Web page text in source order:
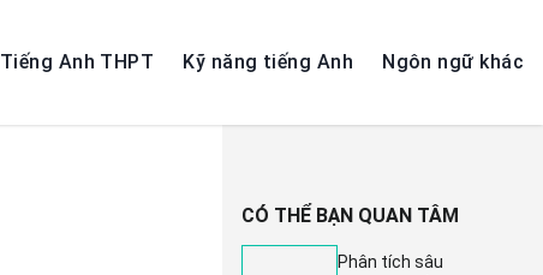
Tiếng Anh THPT Kỹ năng tiếng Anh Ngôn ngữ khác
CÓ THỂ BẠN QUAN TÂM
Phân tích sâu